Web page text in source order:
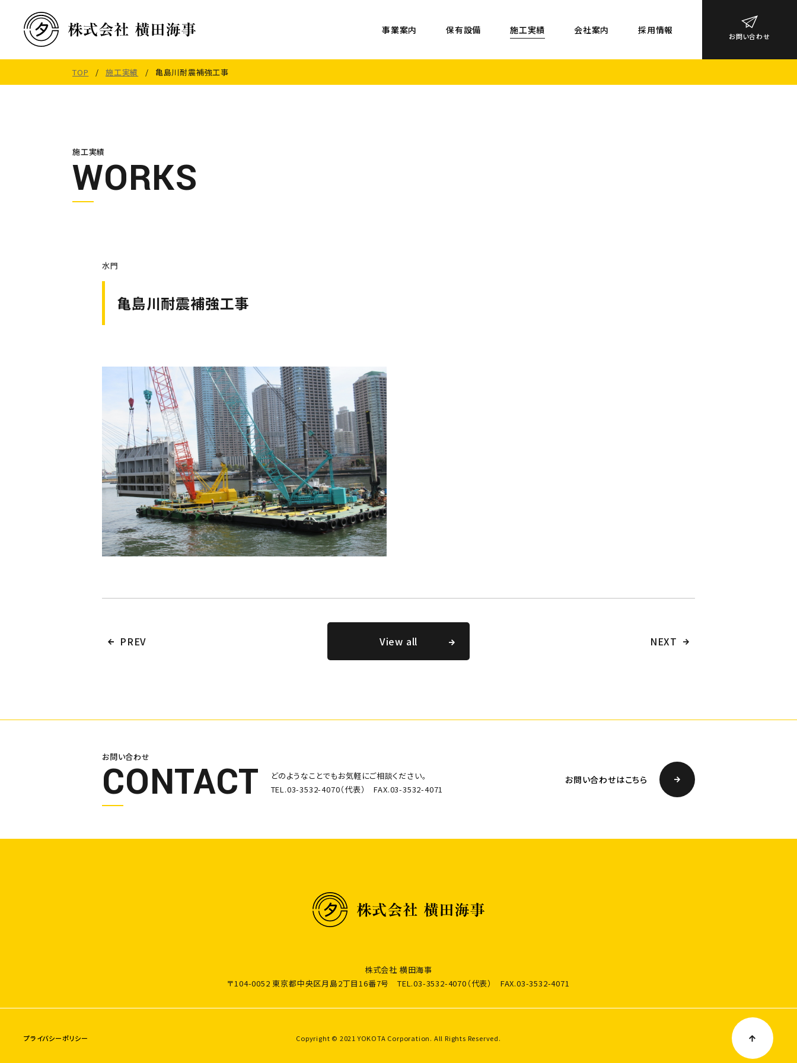
事業案内 保有設備 施工実績 会社案内 採用情報
お問い合わせ
TOP /施工実績 / 亀島川耐震補強工事
施工実績
WORKS
水門
亀島川耐震補強工事
PREV View all NEXT
お問い合わせ
CONTACT
どのようなことでもお気軽にご相談ください。
TEL.03-3532-4070（代表） FAX.03-3532-4071
お問い合わせはこちら
株式会社 横田海事
〒104-0052 東京都中央区月島2丁目16番7号 TEL.03-3532-4070（代表） FAX.03-3532-4071
プライバシーポリシー Copyright © 2021 YOKOTA Corporation. All Rights Reserved.